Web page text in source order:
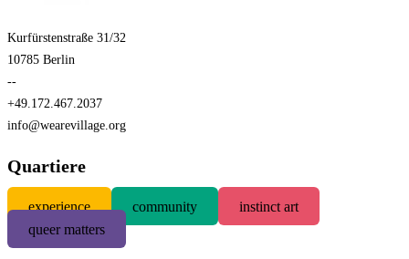
Kurfürstenstraße 31/32
10785 Berlin
--
+49.172.467.2037
info@wearevillage.org
Quartiere
experience community
instinct art
queer matters